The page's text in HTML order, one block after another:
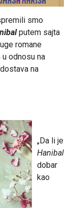
smo
putem sajta
romane
odnosu na
na
„Da li je
Hanibal
dobar
kao